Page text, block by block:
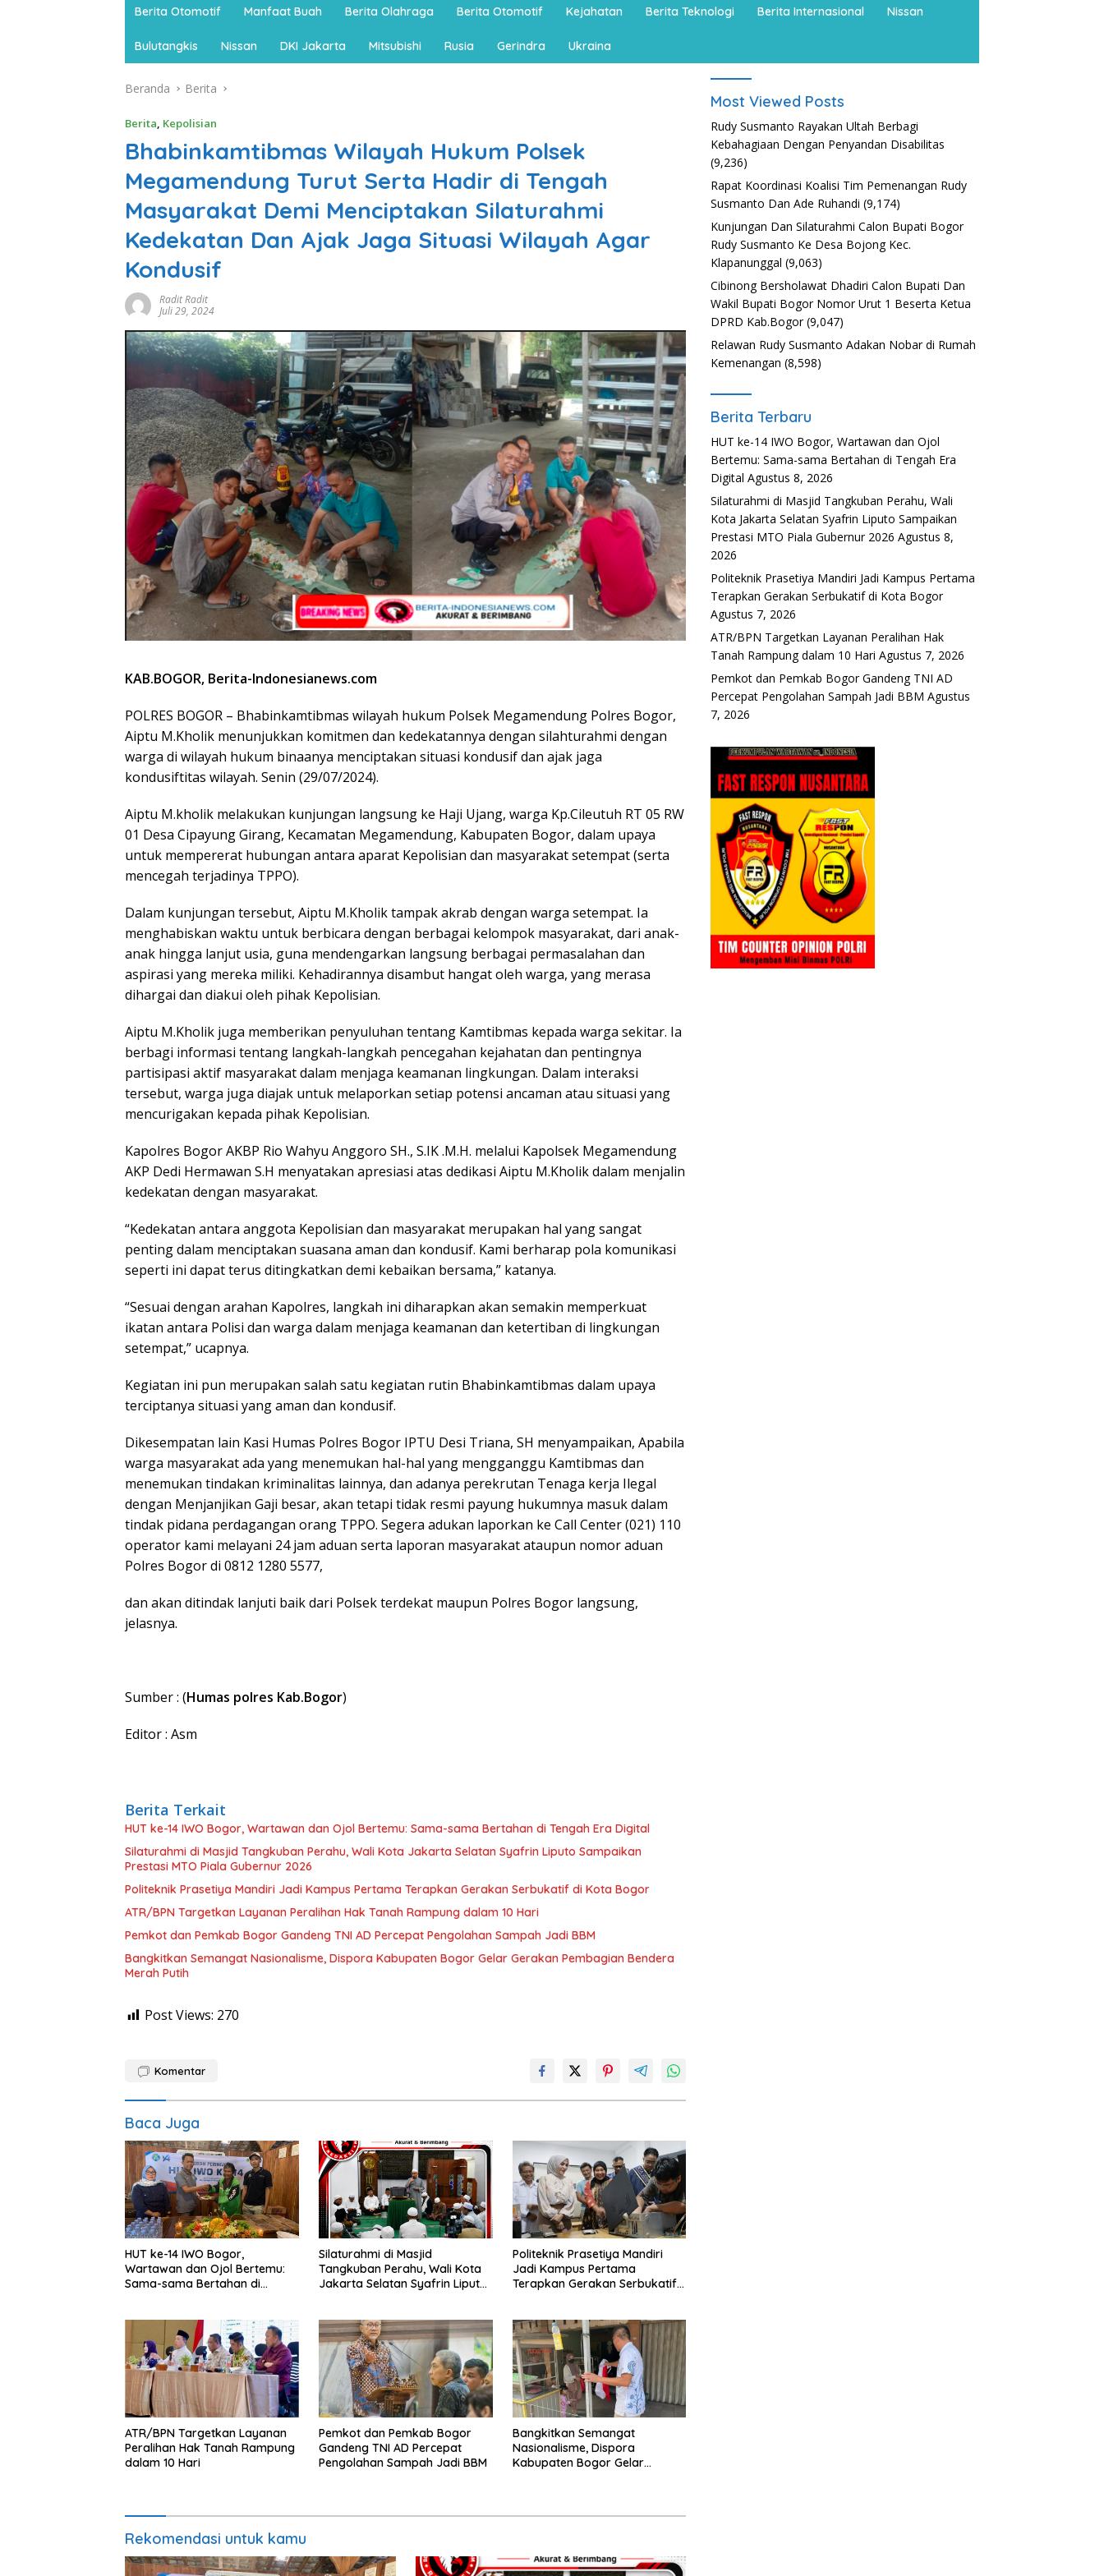
Berita Otomotif Manfaat Buah Berita Olahraga Berita Otomotif Kejahatan Berita Teknologi Berita Internasional Nissan
Bulutangkis Nissan DKI Jakarta Mitsubishi Rusia Gerindra Ukraina
Beranda Berita
Berita, Kepolisian
Bhabinkamtibmas Wilayah Hukum Polsek
Megamendung Turut Serta Hadir di Tengah
Masyarakat Demi Menciptakan Silaturahmi
Kedekatan Dan Ajak Jaga Situasi Wilayah Agar
Kondusif
Radit Radit
Juli 29, 2024
KAB.BOGOR, Berita-Indonesianews.com
POLRES BOGOR – Bhabinkamtibmas wilayah hukum Polsek Megamendung Polres Bogor,
Aiptu M.Kholik menunjukkan komitmen dan kedekatannya dengan silahturahmi dengan
warga di wilayah hukum binaanya menciptakan situasi kondusif dan ajak jaga
kondusiftitas wilayah. Senin (29/07/2024).
Aiptu M.kholik melakukan kunjungan langsung ke Haji Ujang, warga Kp.Cileutuh RT 05 RW
01 Desa Cipayung Girang, Kecamatan Megamendung, Kabupaten Bogor, dalam upaya
untuk mempererat hubungan antara aparat Kepolisian dan masyarakat setempat (serta
mencegah terjadinya TPPO).
Dalam kunjungan tersebut, Aiptu M.Kholik tampak akrab dengan warga setempat. Ia
menghabiskan waktu untuk berbicara dengan berbagai kelompok masyarakat, dari anak-
anak hingga lanjut usia, guna mendengarkan langsung berbagai permasalahan dan
aspirasi yang mereka miliki. Kehadirannya disambut hangat oleh warga, yang merasa
dihargai dan diakui oleh pihak Kepolisian.
Aiptu M.Kholik juga memberikan penyuluhan tentang Kamtibmas kepada warga sekitar. Ia
berbagi informasi tentang langkah-langkah pencegahan kejahatan dan pentingnya
partisipasi aktif masyarakat dalam menjaga keamanan lingkungan. Dalam interaksi
tersebut, warga juga diajak untuk melaporkan setiap potensi ancaman atau situasi yang
mencurigakan kepada pihak Kepolisian.
Kapolres Bogor AKBP Rio Wahyu Anggoro SH., S.IK .M.H. melalui Kapolsek Megamendung
AKP Dedi Hermawan S.H menyatakan apresiasi atas dedikasi Aiptu M.Kholik dalam menjalin
kedekatan dengan masyarakat.
“Kedekatan antara anggota Kepolisian dan masyarakat merupakan hal yang sangat
penting dalam menciptakan suasana aman dan kondusif. Kami berharap pola komunikasi
seperti ini dapat terus ditingkatkan demi kebaikan bersama,” katanya.
“Sesuai dengan arahan Kapolres, langkah ini diharapkan akan semakin memperkuat
ikatan antara Polisi dan warga dalam menjaga keamanan dan ketertiban di lingkungan
setempat,” ucapnya.
Kegiatan ini pun merupakan salah satu kegiatan rutin Bhabinkamtibmas dalam upaya
terciptanya situasi yang aman dan kondusif.
Dikesempatan lain Kasi Humas Polres Bogor IPTU Desi Triana, SH menyampaikan, Apabila
warga masyarakat ada yang menemukan hal-hal yang mengganggu Kamtibmas dan
menemukan tindakan kriminalitas lainnya, dan adanya perekrutan Tenaga kerja Ilegal
dengan Menjanjikan Gaji besar, akan tetapi tidak resmi payung hukumnya masuk dalam
tindak pidana perdagangan orang TPPO. Segera adukan laporkan ke Call Center (021) 110
operator kami melayani 24 jam aduan serta laporan masyarakat ataupun nomor aduan
Polres Bogor di 0812 1280 5577,
dan akan ditindak lanjuti baik dari Polsek terdekat maupun Polres Bogor langsung,
jelasnya.
Sumber : (Humas polres Kab.Bogor)
Editor : Asm
Berita Terkait
HUT ke-14 IWO Bogor, Wartawan dan Ojol Bertemu: Sama-sama Bertahan di Tengah Era Digital
Silaturahmi di Masjid Tangkuban Perahu, Wali Kota Jakarta Selatan Syafrin Liputo Sampaikan
Prestasi MTO Piala Gubernur 2026
Politeknik Prasetiya Mandiri Jadi Kampus Pertama Terapkan Gerakan Serbukatif di Kota Bogor
ATR/BPN Targetkan Layanan Peralihan Hak Tanah Rampung dalam 10 Hari
Pemkot dan Pemkab Bogor Gandeng TNI AD Percepat Pengolahan Sampah Jadi BBM
Bangkitkan Semangat Nasionalisme, Dispora Kabupaten Bogor Gelar Gerakan Pembagian Bendera
Merah Putih
Post Views: 270
Komentar
Baca Juga
HUT ke-14 IWO Bogor,
Wartawan dan Ojol Bertemu:
Sama-sama Bertahan di
Silaturahmi di Masjid
Tangkuban Perahu, Wali Kota
Jakarta Selatan Syafrin Liputo
Politeknik Prasetiya Mandiri
Jadi Kampus Pertama
Terapkan Gerakan Serbukatif
ATR/BPN Targetkan Layanan
Peralihan Hak Tanah Rampung
dalam 10 Hari
Pemkot dan Pemkab Bogor
Gandeng TNI AD Percepat
Pengolahan Sampah Jadi BBM
Bangkitkan Semangat
Nasionalisme, Dispora
Kabupaten Bogor Gelar
Rekomendasi untuk kamu
Most Viewed Posts
Rudy Susmanto Rayakan Ultah Berbagi
Kebahagiaan Dengan Penyandan Disabilitas
(9,236)
Rapat Koordinasi Koalisi Tim Pemenangan Rudy
Susmanto Dan Ade Ruhandi (9,174)
Kunjungan Dan Silaturahmi Calon Bupati Bogor
Rudy Susmanto Ke Desa Bojong Kec.
Klapanunggal (9,063)
Cibinong Bersholawat Dhadiri Calon Bupati Dan
Wakil Bupati Bogor Nomor Urut 1 Beserta Ketua
DPRD Kab.Bogor (9,047)
Relawan Rudy Susmanto Adakan Nobar di Rumah
Kemenangan (8,598)
Berita Terbaru
HUT ke-14 IWO Bogor, Wartawan dan Ojol
Bertemu: Sama-sama Bertahan di Tengah Era
Digital Agustus 8, 2026
Silaturahmi di Masjid Tangkuban Perahu, Wali
Kota Jakarta Selatan Syafrin Liputo Sampaikan
Prestasi MTO Piala Gubernur 2026 Agustus 8,
2026
Politeknik Prasetiya Mandiri Jadi Kampus Pertama
Terapkan Gerakan Serbukatif di Kota Bogor
Agustus 7, 2026
ATR/BPN Targetkan Layanan Peralihan Hak
Tanah Rampung dalam 10 Hari Agustus 7, 2026
Pemkot dan Pemkab Bogor Gandeng TNI AD
Percepat Pengolahan Sampah Jadi BBM Agustus
7, 2026